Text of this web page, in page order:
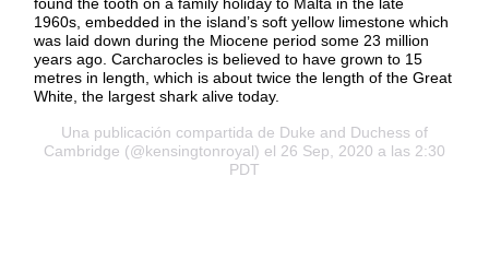
found the tooth on a family holiday to Malta in the late
1960s, embedded in the island’s soft yellow limestone which
was laid down during the Miocene period some 23 million
years ago. Carcharocles is believed to have grown to 15
metres in length, which is about twice the length of the Great
White, the largest shark alive today.
Una publicación compartida de Duke and Duchess of
Cambridge (@kensingtonroyal) el 26 Sep, 2020 a las 2:30
PDT